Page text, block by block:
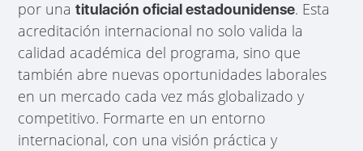
por unatitulación oficial estadounidense. Esta
acreditación internacional no solo valida la
calidad académica del programa, sino que
también abre nuevas oportunidades laborales
en un mercado cada vez más globalizado y
competitivo. Formarte en un entorno
internacional, con una visión práctica y